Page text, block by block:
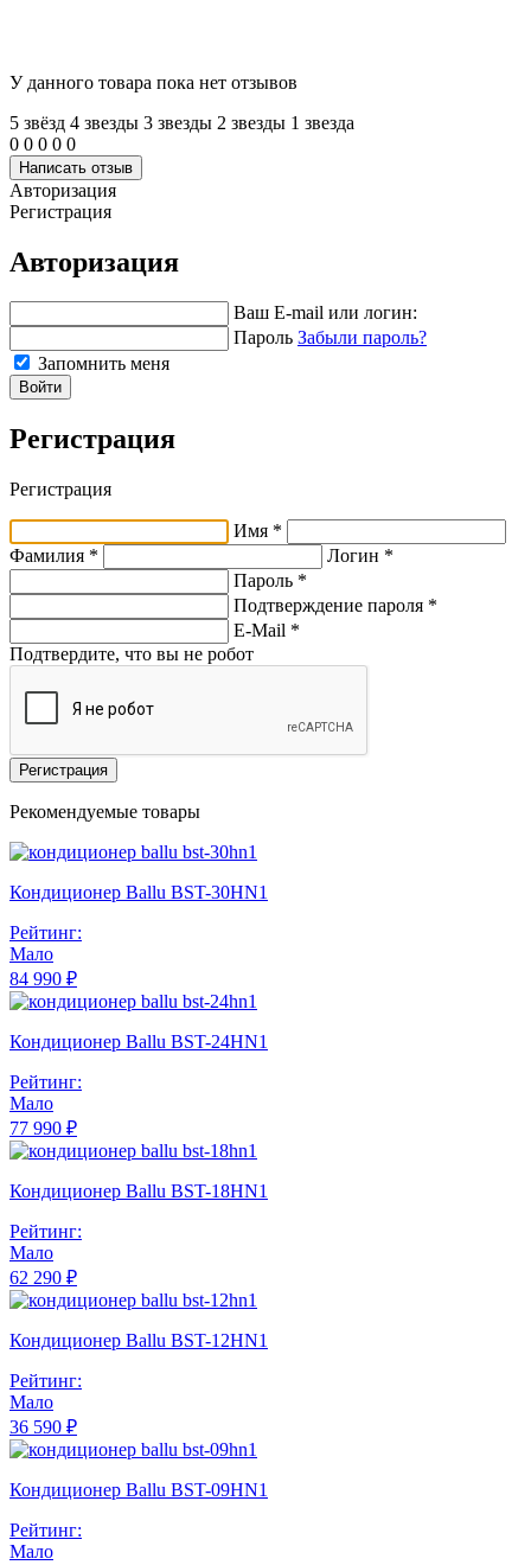
У данного товара пока нет отзывов
5 звёзд 4 звeзды 3 звeзды 2 звeзды 1 звeзда
0 0 0 0 0
Написать отзыв
Авторизация
Регистрация
Авторизация
Ваш E-mail или логин:
Пароль Забыли пароль?
Запомнить меня
Войти
Регистрация
Регистрация
Имя *
Фамилия *
Логин *
Пароль *
Подтверждение пароля *
E-Mail *
Подтвердите, что вы не робот
Регистрация
Рекомендуемые товары
Кондиционер Ballu BST-30HN1
Рейтинг:
Мало
84 990 ₽
Кондиционер Ballu BST-24HN1
Рейтинг:
Мало
77 990 ₽
Кондиционер Ballu BST-18HN1
Рейтинг:
Мало
62 290 ₽
Кондиционер Ballu BST-12HN1
Рейтинг:
Мало
36 590 ₽
Кондиционер Ballu BST-09HN1
Рейтинг:
Мало